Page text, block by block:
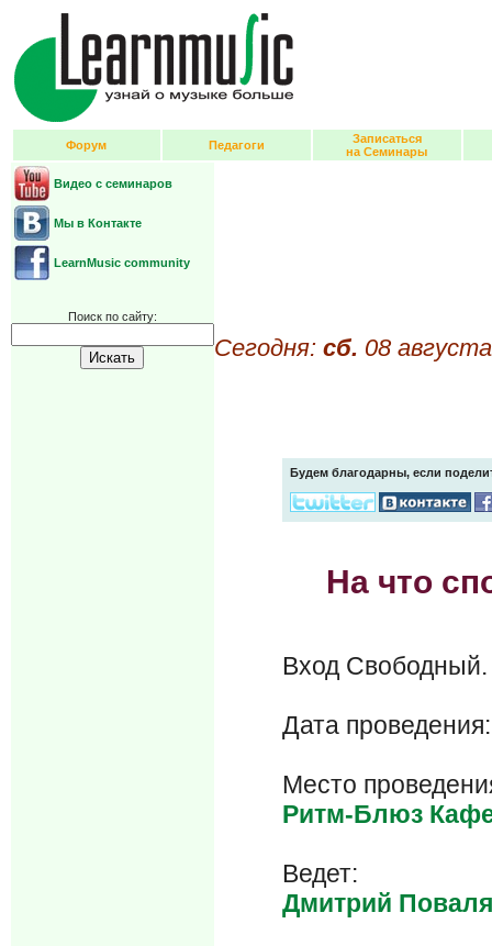
Форум Педагоги
Записаться
на Семинары
Видео с семинаров
Мы в Контакте
LearnMusic community
Поиск по сайту:
Сегодня: сб. 08
Будем благодарны, если
На что
Вход
Дата
Место
Ритм-Блюз
Ведет:
Дмитрий